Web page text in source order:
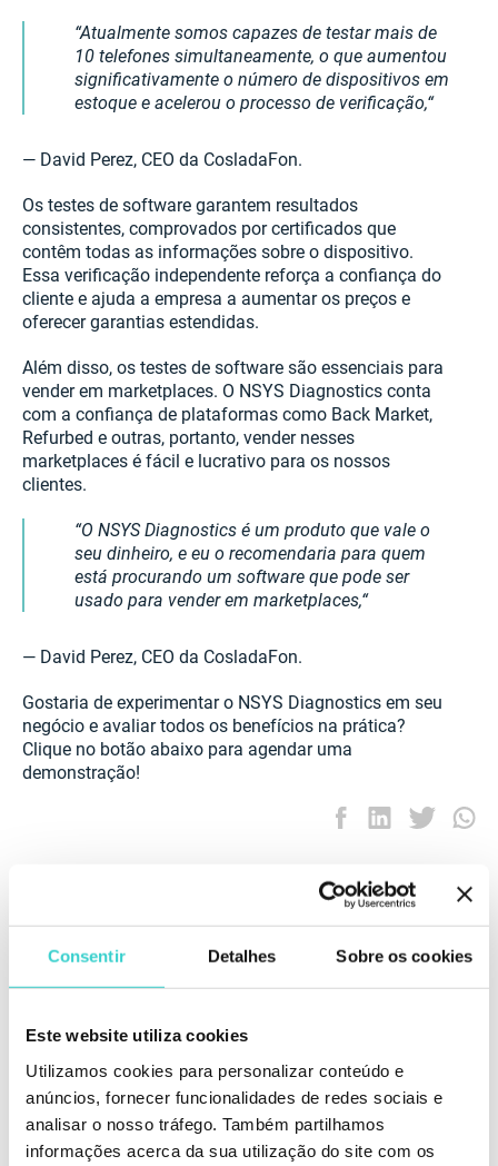
Consentir Detalhes Sobre os cookies
Este website utiliza cookies
Utilizamos cookies para personalizar conteúdo e
anúncios, fornecer funcionalidades de redes sociais e
analisar o nosso tráfego. Também partilhamos
informações acerca da sua utilização do site com os
Atualmente somos capazes de testar mais de
10 telefones simultaneamente, o que aumentou
significativamente o número de dispositivos em
estoque e acelerou o processo de verificação,
— David Perez, CEO da CosladaFon.
Os testes de software garantem resultados
consistentes, comprovados por certificados que
contêm todas as informações sobre o dispositivo.
Essa verificação independente reforça a confiança do
cliente e ajuda a empresa a aumentar os preços e
oferecer garantias estendidas.
Além disso, os testes de software são essenciais para
vender em marketplaces. O NSYS Diagnostics conta
com a confiança de plataformas como Back Market,
Refurbed e outras, portanto, vender nesses
marketplaces é fácil e lucrativo para os nossos
clientes.
O NSYS Diagnostics é um produto que vale o
seu dinheiro, e eu o recomendaria para quem
está procurando um software que pode ser
usado para vender em marketplaces,
— David Perez, CEO da CosladaFon.
Gostaria de experimentar o NSYS Diagnostics em seu
negócio e avaliar todos os benefícios na prática?
Clique no botão abaixo para agendar uma
demonstração!